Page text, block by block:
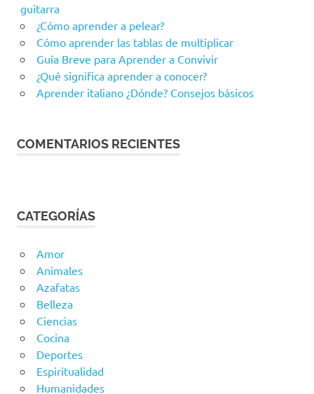
guitarra
¿Cómo aprender a pelear?
Cómo aprender las tablas de multiplicar
Guía Breve para Aprender a Convivir
¿Qué significa aprender a conocer?
Aprender italiano ¿Dónde? Consejos básicos
COMENTARIOS RECIENTES
CATEGORÍAS
Amor
Animales
Azafatas
Belleza
Ciencias
Cocina
Deportes
Espiritualidad
Humanidades